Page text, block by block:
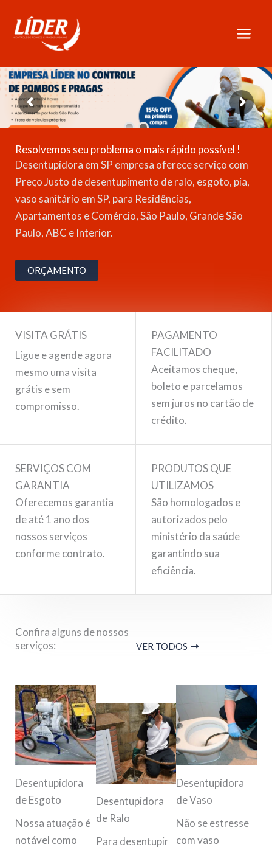
content
Resolvemos seu problema o mais rápido possível !
Desentupidora em SP empresa oferece serviço com
Preço Justo de desentupimento de ralo, esgoto, pia,
vaso sanitário em SP, para Residências,
Apartamentos e Comércio, São Paulo, Grande São
Paulo, ABC e Interior.
ORÇAMENTO
VISITA GRÁTIS
Ligue e agende agora
mesmo uma visita
grátis e sem
compromisso.
PAGAMENTO
FACILITADO
Aceitamos cheque,
boleto e parcelamos
sem juros no cartão de
crédito.
SERVIÇOS COM
GARANTIA
Oferecemos garantia
de até 1 ano dos
nossos serviços
conforme contrato.
PRODUTOS QUE
UTILIZAMOS
São homologados e
autorizados pelo
ministério da saúde
garantindo sua
eficiência.
Confira alguns de nossos
serviços:
VER TODOS
Desentupidora
de Esgoto
Nossa atuação é
notável como
Desentupidora
de Ralo
Para desentupir
Desentupidora
de Vaso
Não se estresse
com vaso